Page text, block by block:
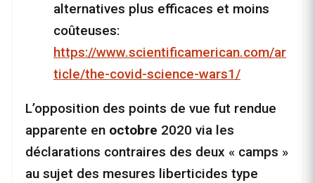
alternatives plus efficaces et moins
coûteuses:
https://www.scientificamerican.com/ar
ticle/the-covid-science-wars1/
L’opposition des points de vue fut rendue
apparente en octobre 2020 via les
déclarations contraires des deux « camps »
au sujet des mesures liberticides type